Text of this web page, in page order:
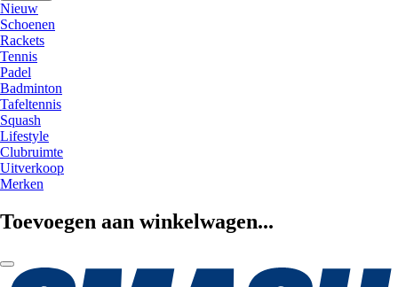
Nieuw
Schoenen
Rackets
Tennis
Padel
Badminton
Tafeltennis
Squash
Lifestyle
Clubruimte
Uitverkoop
Merken
Toevoegen aan winkelwagen...